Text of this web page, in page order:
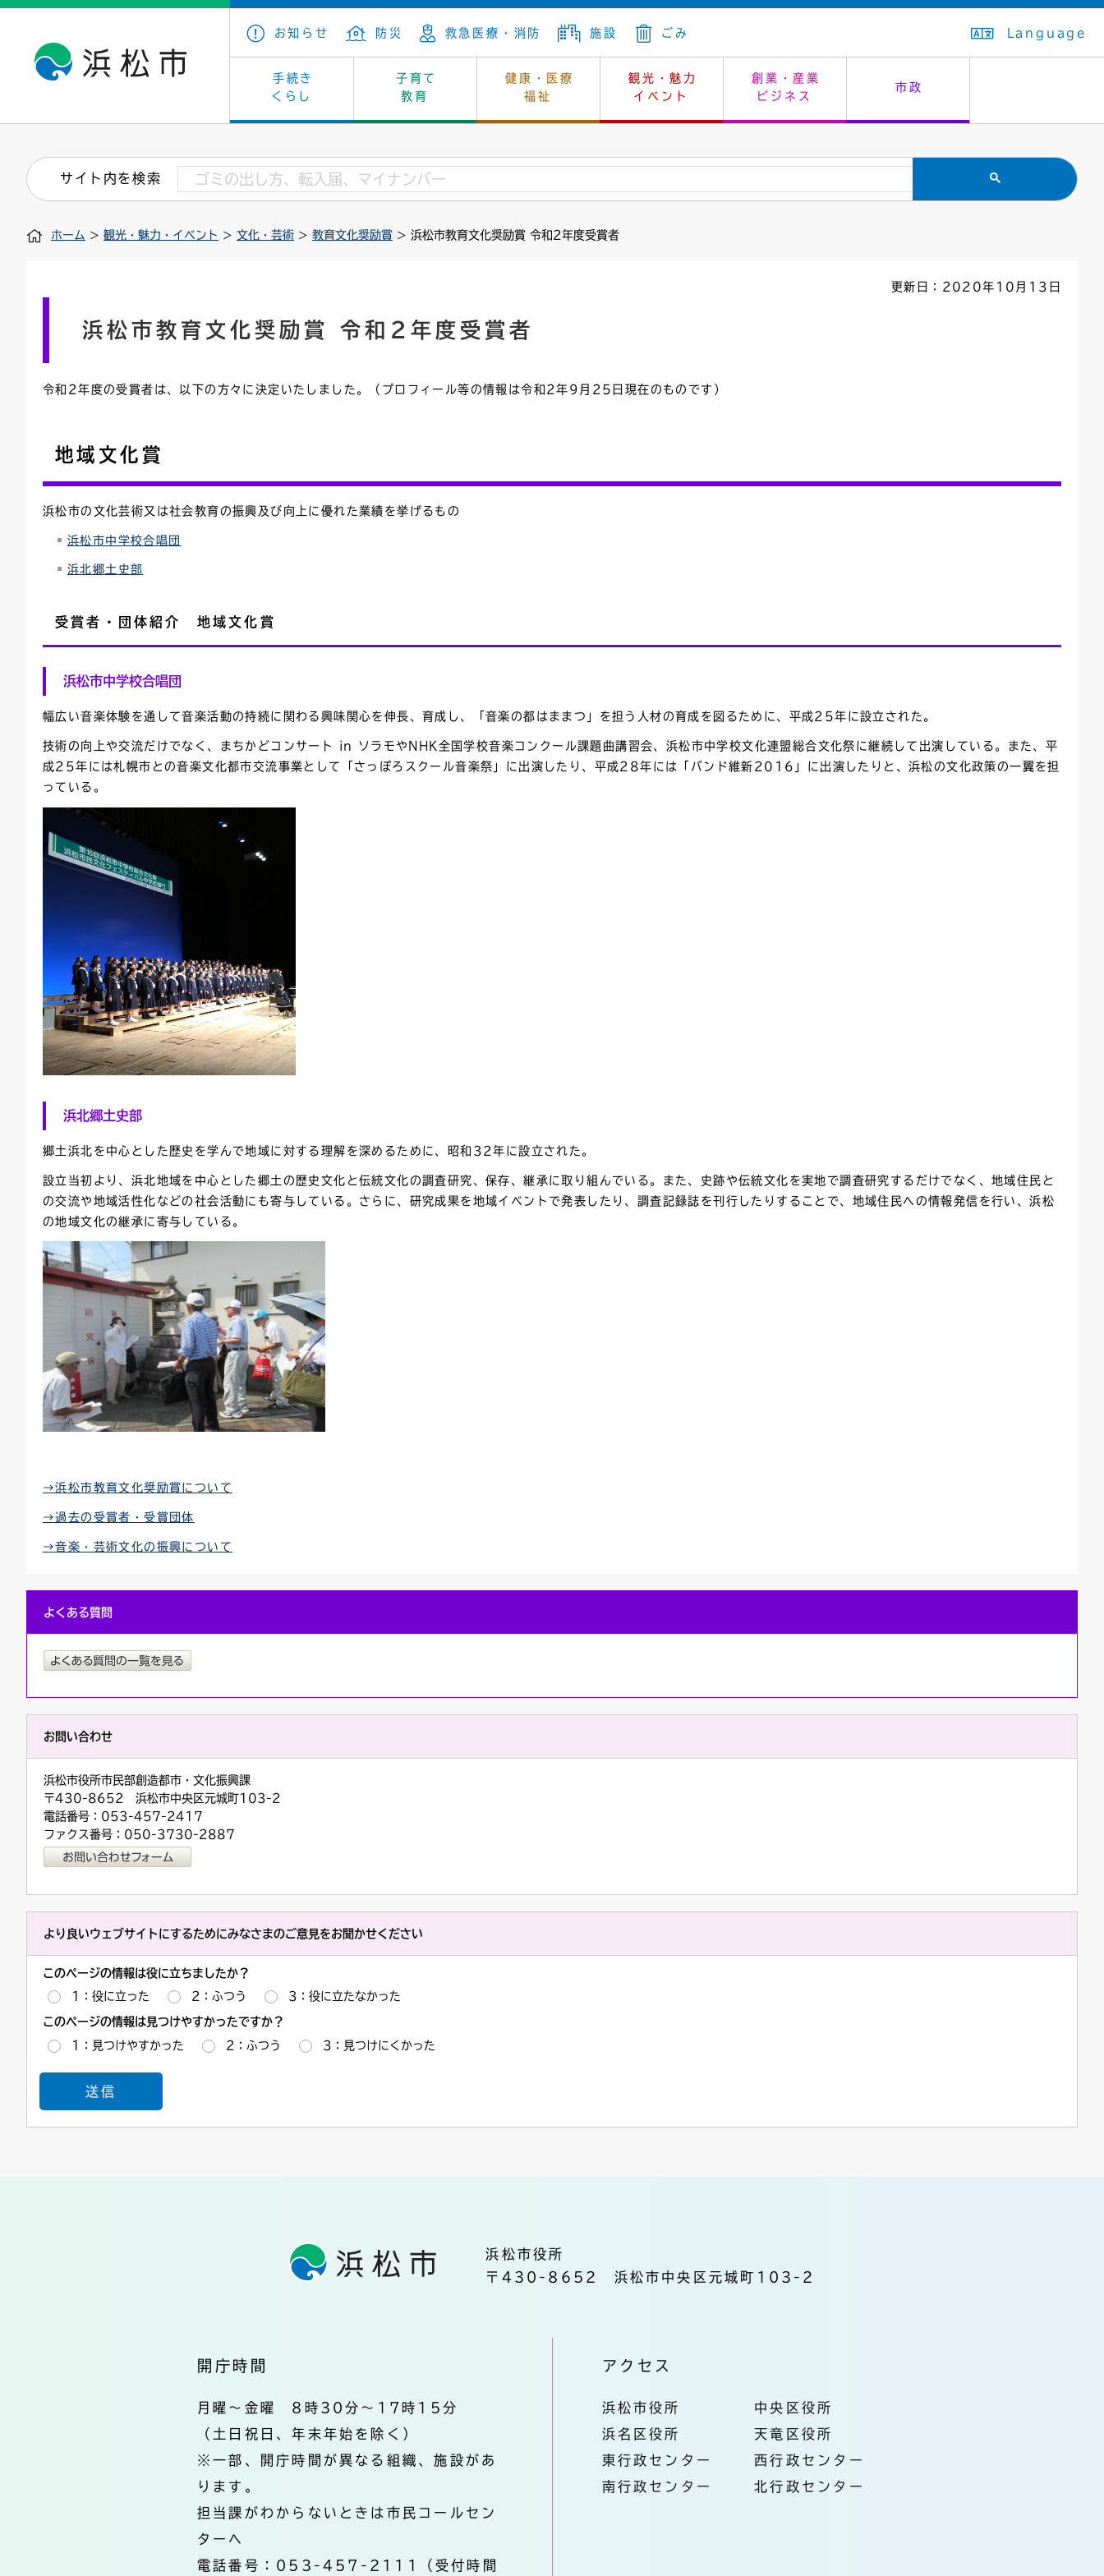
お知らせ 防災 救急医療・消防 施設 ごみ Language
手続き
くらし
子育て
教育
健康・医療
福祉
観光・魅力
イベント
創業・産業
ビジネス
市政
戸籍・住民の手続き 保険・年金 上下水道 生活排水
住まい・建築 墓地・斎場 消費生活 市民安全
税金 法人税 環境
連絡ごみ
子育て・青少年・若者 教育 生涯学習 教育委員会
看護専門学校 学級閉鎖 幼稚園一覧 入学式・卒業式
小学校一覧 中学校一覧
健康・医療 福祉 休日当番医 救急・夜間診療
介護保険 保健所 感染症
文化・芸術 文化財 レジャー・スポーツ 施設予約（まつぼっくり）
浜松・浜名湖だいすきネット はじめよう、ハマライフ はたちの集い
産業振興 カーボンニュートラル 土地 指定管理者制度
発注情報(入札・契約) 福祉・介護 環境対策 公共事業の技術監理
募集 雇用・就労 企業立地
市の概要 庁舎案内 市長の部屋 議会
外郭団体 統計 選挙 オープンデータ
職員採用 市有財産 例規・公示
ユニバーサルデザイン
サイト内を検索
ホーム > 観光・魅力・イベント > 文化・芸術 > 教育文化奨励賞 > 浜松市教育文化奨励賞 令和2年度受賞者
更新日：2020年10月13日
浜松市教育文化奨励賞 令和2年度受賞者
令和2年度の受賞者は、以下の方々に決定いたしました。（プロフィール等の情報は令和2年9月25日現在のものです）
地域文化賞
浜松市の文化芸術又は社会教育の振興及び向上に優れた業績を挙げるもの
浜松市中学校合唱団
浜北郷土史部
受賞者・団体紹介 地域文化賞
浜松市中学校合唱団
幅広い音楽体験を通して音楽活動の持続に関わる興味関心を伸長、育成し、「音楽の都はままつ」を担う人材の育成を図るために、平成25年に設立された。
技術の向上や交流だけでなく、まちかどコンサート in ソラモやNHK全国学校音楽コンクール課題曲講習会、浜松市中学校文化連盟総合文化祭に継続して出演している。また、平
成25年には札幌市との音楽文化都市交流事業として「さっぽろスクール音楽祭」に出演したり、平成28年には「バンド維新2016」に出演したりと、浜松の文化政策の一翼を担
っている。
浜北郷土史部
郷土浜北を中心とした歴史を学んで地域に対する理解を深めるために、昭和32年に設立された。
設立当初より、浜北地域を中心とした郷土の歴史文化と伝統文化の調査研究、保存、継承に取り組んでいる。また、史跡や伝統文化を実地で調査研究するだけでなく、地域住民と
の交流や地域活性化などの社会活動にも寄与している。さらに、研究成果を地域イベントで発表したり、調査記録誌を刊行したりすることで、地域住民への情報発信を行い、浜松
の地域文化の継承に寄与している。
→浜松市教育文化奨励賞について
→過去の受賞者・受賞団体
→音楽・芸術文化の振興について
よくある質問
お問い合わせ
浜松市役所市民部創造都市・文化振興課
〒430-8652 浜松市中央区元城町103-2
電話番号：053-457-2417
ファクス番号：050-3730-2887
より良いウェブサイトにするためにみなさまのご意見をお聞かせください
このページの情報は役に立ちましたか？
1：役に立った 2：ふつう 3：役に立たなかった
このページの情報は見つけやすかったですか？
1：見つけやすかった 2：ふつう 3：見つけにくかった
浜松市役所
〒430-8652 浜松市中央区元城町103-2
開庁時間
月曜～金曜 8時30分～17時15分
（土日祝日、年末年始を除く）
※一部、開庁時間が異なる組織、施設があ
ります。
担当課がわからないときは市民コールセン
ターへ
電話番号：053-457-2111（受付時間
アクセス
浜松市役所
中央区役所
浜名区役所
天竜区役所
東行政センター
西行政センター
南行政センター
北行政センター